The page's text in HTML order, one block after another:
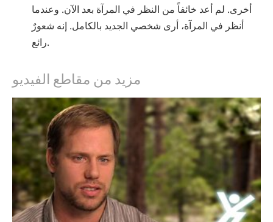
أخرى. لم أعد خائفاً من النظر في المرآة بعد الآن. وعندما
أنظر في المرآة، أرى شخصي الجديد بالكامل. إنه شعورٌ
رائع.
مزيد من مقاطع الفيديو